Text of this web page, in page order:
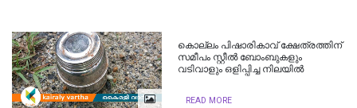
കൊല്ലം പിഷാരികാവ് ക്ഷേത്രത്തിന്
സമീപം സ്റ്റീല്‍ ബോംബുകളും
വടിവാളും ഒളിപ്പിച്ച നിലയില്‍
READ MORE